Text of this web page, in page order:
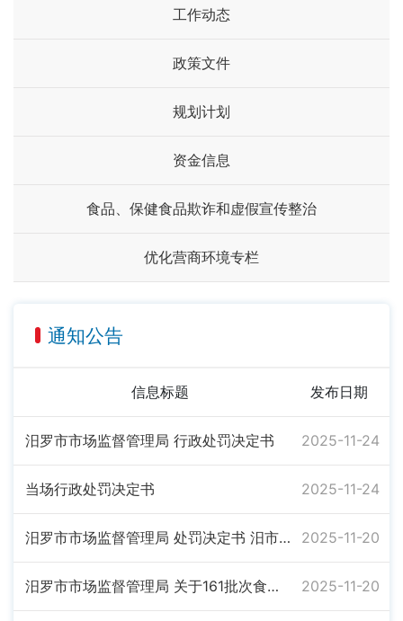
工作动态
政策文件
规划计划
资金信息
食品、保健食品欺诈和虚假宣传整治
优化营商环境专栏
通知公告
信息标题 发布日期
汨罗市市场监督管理局 行政处罚决定书 2025-11-24
当场行政处罚决定书 2025-11-24
汨罗市市场监督管理局 处罚决定书 汨市监罚〔2025〕127号 2025-11-20
汨罗市市场监督管理局 关于161批次食品和食用农产品抽检情况的通告 2025-11-20